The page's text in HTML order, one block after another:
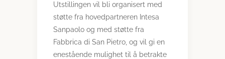
Utstillingen vil bli organisert med
støtte fra hovedpartneren Intesa
Sanpaolo og med støtte fra
Fabbrica di San Pietro, og vil gi en
enestående mulighet til å betrakte